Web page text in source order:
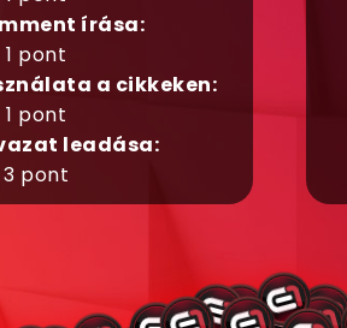
írása:
1 pont
a cikkeken:
1 pont
leadása:
3 pont